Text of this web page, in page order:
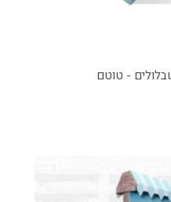
שבלולים - טוטם